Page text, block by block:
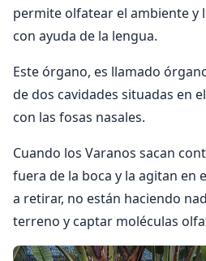
permite olfatear el ambiente y
con ayuda de la lengua.
Este órgano, es llamado
de dos cavidades situadas en
con las fosas nasales.
Cuando los Varanos sacan
fuera de la boca y la agitan en
a retirar, no están haciendo
terreno y captar moléculas